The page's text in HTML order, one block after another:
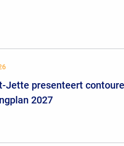
Jette presenteert
2027